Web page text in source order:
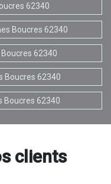
62340
Boucres 62340
62340
Boucres 62340
Boucres 62340
clients